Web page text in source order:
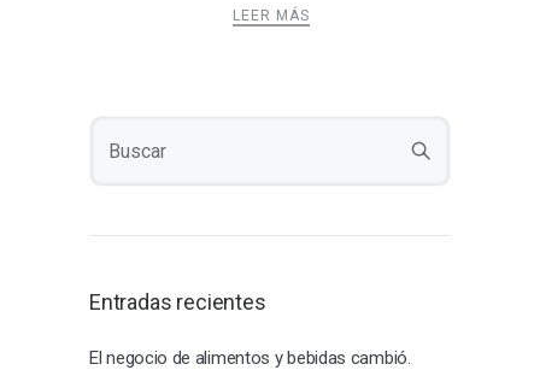
LEER MÁS
Entradas recientes
El negocio de alimentos y bebidas cambió.